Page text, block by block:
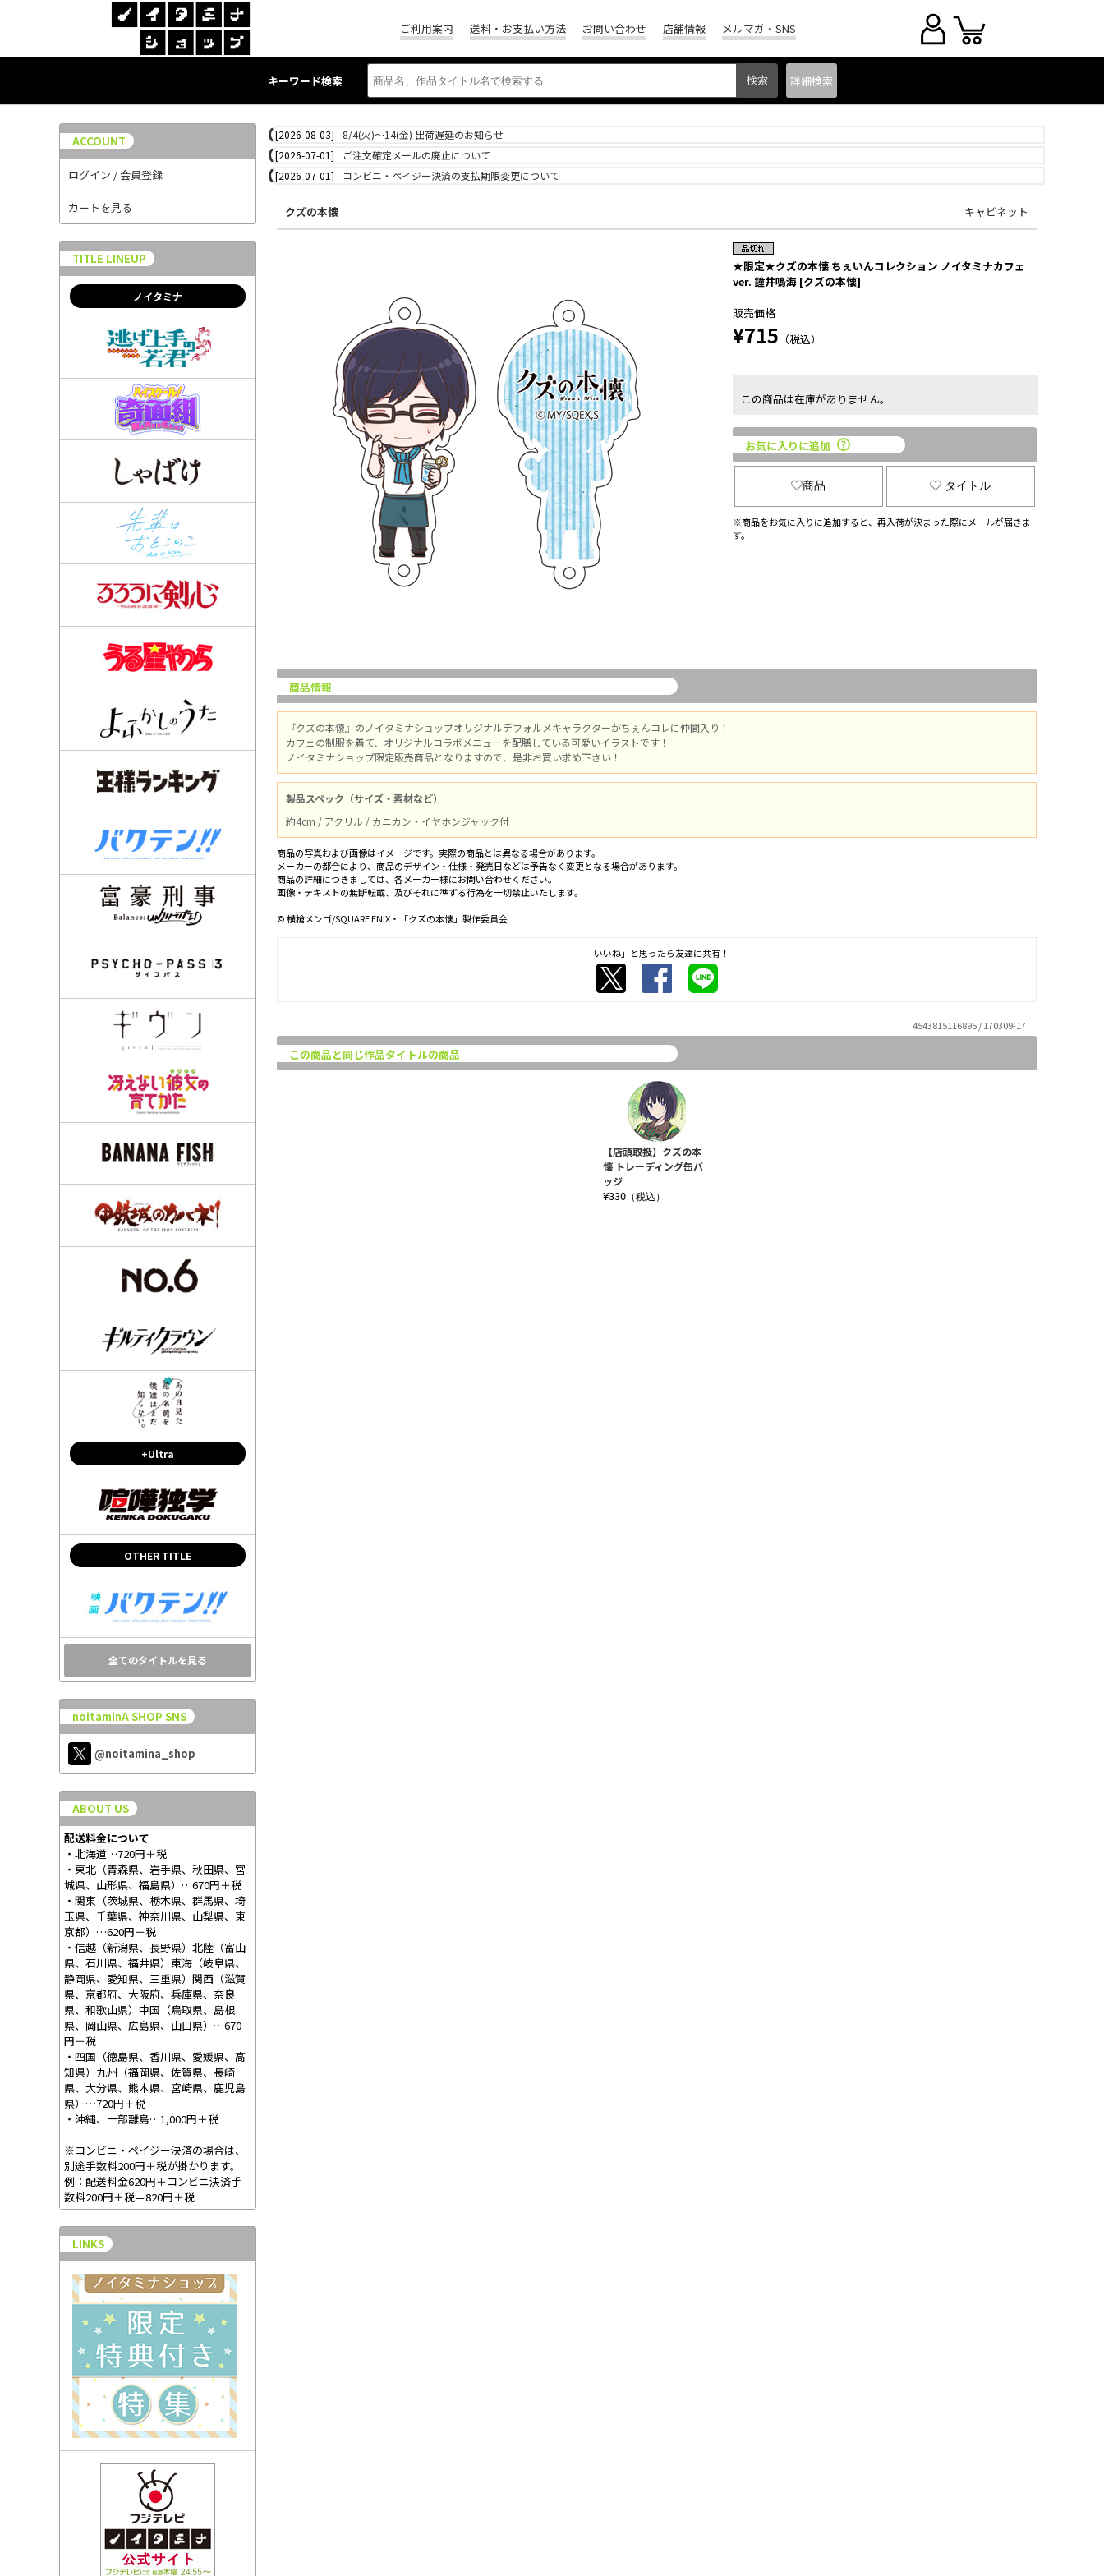
ご利用案内 送料・お支払い方法 お問い合わせ 店舗情報 メルマガ・SNS
キーワード検索 詳細検索
ACCOUNT
ログイン / 会員登録
カートを見る
TITLE LINEUP
ノイタミナ
+Ultra
OTHER TITLE
全てのタイトルを見る
noitaminA SHOP SNS
@noitamina_shop
ABOUT US
配送料金について
・北海道…720円＋税
・東北（青森県、岩手県、秋田県、宮
城県、山形県、福島県）…670円＋税
・関東（茨城県、栃木県、群馬県、埼
玉県、千葉県、神奈川県、山梨県、東
京都）…620円＋税
・信越（新潟県、長野県）北陸（富山
県、石川県、福井県）東海（岐阜県、
静岡県、愛知県、三重県）関西（滋賀
県、京都府、大阪府、兵庫県、奈良
県、和歌山県）中国（鳥取県、島根
県、岡山県、広島県、山口県）…670
円＋税
・四国（徳島県、香川県、愛媛県、高
知県）九州（福岡県、佐賀県、長崎
県、大分県、熊本県、宮崎県、鹿児島
県）…720円＋税
・沖縄、一部離島…1,000円＋税
※コンビニ・ペイジー決済の場合は、
別途手数料200円＋税が掛かります。
例：配送料金620円＋コンビニ決済手
数料200円＋税＝820円＋税
LINKS
[2026-08-03]
8/4(火)～14(金) 出荷遅延のお知らせ
[2026-07-01]
ご注文確定メールの廃止について
[2026-07-01]
コンビニ・ペイジー決済の支払期限変更について
クズの本懐 キャビネット
★限定★クズの本懐 ちぇいんコレクション ノイタミナカフェ
ver. 鐘井鳴海 [クズの本懐]
販売価格
¥715 （税込）
この商品は在庫がありません。
お気に入りに追加
商品 タイトル
※商品をお気に入りに追加すると、再入荷が決まった際にメールが届きま
す。
商品情報
『クズの本懐』のノイタミナショップオリジナルデフォルメキャラクターがちぇんコレに仲間入り！
カフェの制服を着て、オリジナルコラボメニューを配膳している可愛いイラストです！
ノイタミナショップ限定販売商品となりますので、是非お買い求め下さい！
製品スペック（サイズ・素材など）
約4cm / アクリル / カニカン・イヤホンジャック付
商品の写真および画像はイメージです。実際の商品とは異なる場合があります。
メーカーの都合により、商品のデザイン・仕様・発売日などは予告なく変更となる場合があります。
商品の詳細につきましては、各メーカー様にお問い合わせください。
画像・テキストの無断転載、及びそれに準ずる行為を一切禁止いたします。
© 横槍メンゴ/SQUARE ENIX・「クズの本懐」製作委員会
「いいね」と思ったら友達に共有！
4543815116895 / 170309-17
この商品と同じ作品タイトルの商品
【店頭取扱】クズの本
懐 トレーディング缶バ
ッジ
¥330（税込）